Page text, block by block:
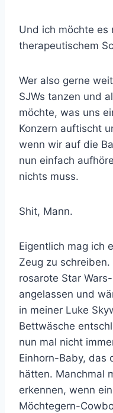
Und ich möchte es
therapeutischem
Wer also gerne
SJWs tanzen und
möchte, was uns
Konzern auftischt
wenn wir auf die
nun einfach
nichts muss.
Shit, Mann.
Eigentlich mag ich
Zeug zu
rosarote Star
angelassen und
in meiner Luke
Bettwäsche
nun mal nicht
Einhorn-Baby, das
hätten. Manchmal
erkennen, wenn
Möchtegern-